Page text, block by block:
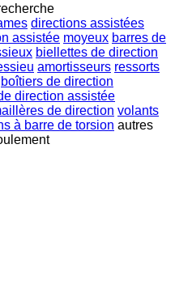
directions assistées
assistée moyeux barres de
biellettes de direction
amortisseurs ressorts
boîtiers de direction
direction assistée
de direction volants
à barre de torsion autres